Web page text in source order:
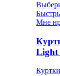
Мне
Light
Куртки